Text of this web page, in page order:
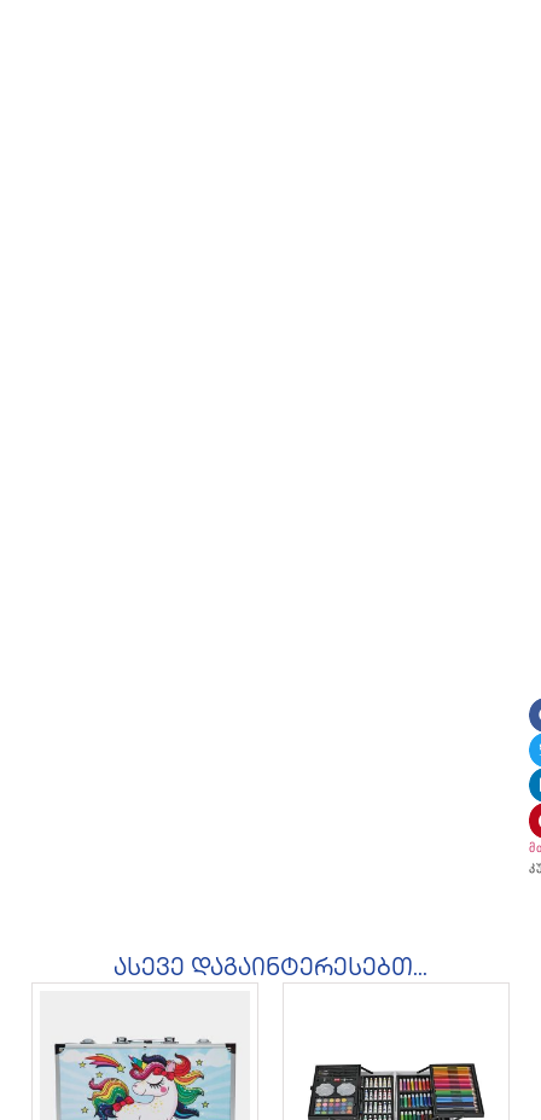
ასევე დაგაინტერესებთ...